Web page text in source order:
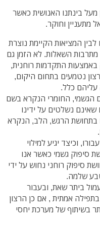
מעל בינתנו האנושית כאשר
מתעניין וחוקר.
לבין המציאות הקיימת נוצרת
מתרבות השאלות. לא הזמן גם
באמצעות התקדמות רוחנית,
נטמעים בתחום היקום,
עליהם כלל.
הגשמי, החומרי הנקרא בשם
נשלטים על ידינו
בתחושת הרגש, הלב, הנקרא
וכיצד יגיע למילוי
סיפוק גשמי כאשר אנו
סיפוק רוחני נחוש על ידי
שלמה.
ביתר שאת, ובעבור
אמתית , אם כן הרצון
בשיתוף של מערכת יחסי